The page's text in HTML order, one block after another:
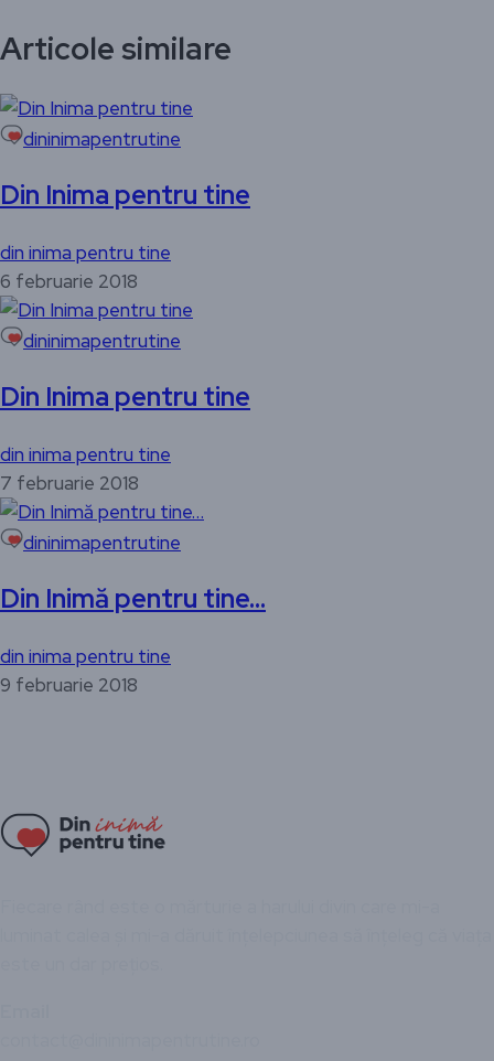
Articole similare
dininimapentrutine
Din Inima pentru tine
din inima pentru tine
6 februarie 2018
dininimapentrutine
Din Inima pentru tine
din inima pentru tine
7 februarie 2018
dininimapentrutine
Din Inimă pentru tine…
din inima pentru tine
9 februarie 2018